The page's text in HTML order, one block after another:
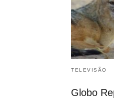
TELEVISÃO
Globo